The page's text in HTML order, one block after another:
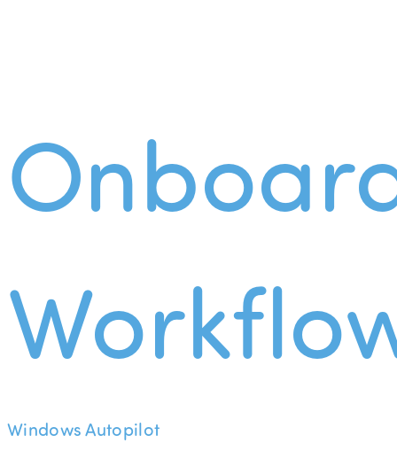
Windows Autopilot